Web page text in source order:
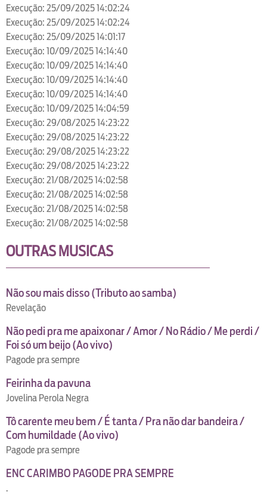
Execução: 25/09/2025 14:02:24
Execução: 25/09/2025 14:02:24
Execução: 25/09/2025 14:01:17
Execução: 10/09/2025 14:14:40
Execução: 10/09/2025 14:14:40
Execução: 10/09/2025 14:14:40
Execução: 10/09/2025 14:14:40
Execução: 10/09/2025 14:04:59
Execução: 29/08/2025 14:23:22
Execução: 29/08/2025 14:23:22
Execução: 29/08/2025 14:23:22
Execução: 29/08/2025 14:23:22
Execução: 21/08/2025 14:02:58
Execução: 21/08/2025 14:02:58
Execução: 21/08/2025 14:02:58
Execução: 21/08/2025 14:02:58
OUTRAS MUSICAS
Não sou mais disso (Tributo ao samba)
Revelação
Não pedi pra me apaixonar / Amor / No Rádio / Me perdi /
Foi só um beijo (Ao vivo)
Pagode pra sempre
Feirinha da pavuna
Jovelina Perola Negra
Tô carente meu bem / É tanta / Pra não dar bandeira /
Com humildade (Ao vivo)
Pagode pra sempre
ENC CARIMBO PAGODE PRA SEMPRE
.